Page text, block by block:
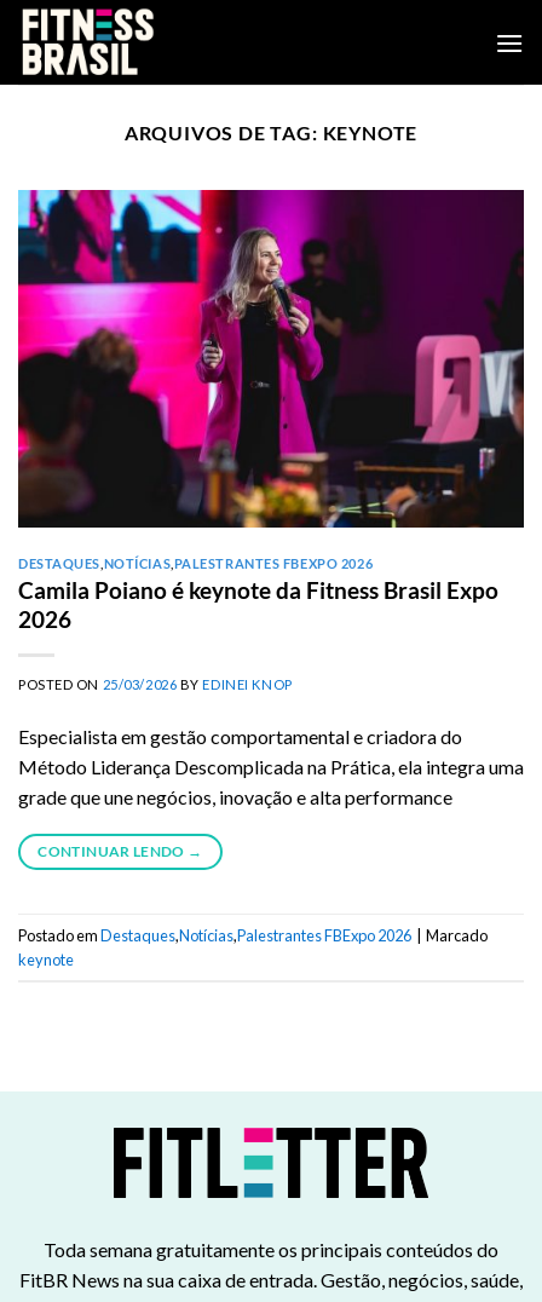
Skip
content
ARQUIVOS DE TAG: KEYNOTE
DESTAQUES NOTÍCIAS PALESTRANTES FBEXPO 2026
Camila Poiano é keynote da Fitness Brasil Expo
2026
POSTED ON 25/03/2026 BYEDINEI KNOP
Especialista em gestão comportamental e criadora do
Método Liderança Descomplicada na Prática, ela integra uma
grade que une negócios, inovação e alta performance
CONTINUAR LENDO →
Postado emDestaques,Notícias,Palestrantes FBExpo 2026
Marcado
keynote
Toda semana gratuitamente os principais conteúdos do
FitBR News na sua caixa de entrada. Gestão, negócios, saúde,